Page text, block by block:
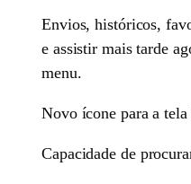
Envios, históricos,
e assistir mais tarde
menu.
Novo ícone para a
Capacidade de